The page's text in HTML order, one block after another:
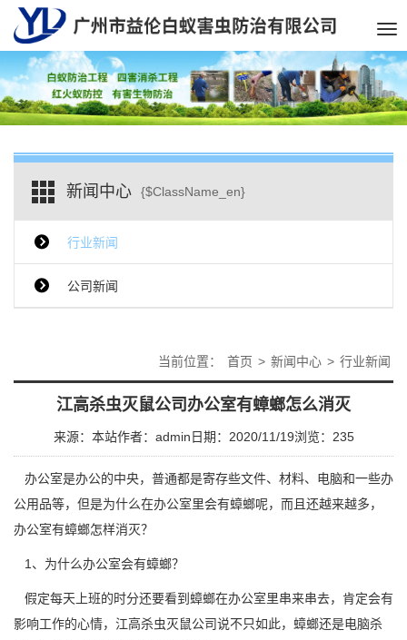
新闻中心 {$ClassName_en}
行业新闻
公司新闻
当前位置： 首页 > 新闻中心 > 行业新闻
江高杀虫灭鼠公司办公室有蟑螂怎么消灭
来源：本站作者：admin 日期：2020/11/19浏览： 235
办公室是办公的中央，普通都是寄存些文件、材料、电脑和一些办
公用品等，但是为什么在办公室里会有蟑螂呢，而且还越来越多，
办公室有蟑螂怎样消灭？
1、为什么办公室会有蟑螂？
假定每天上班的时分还要看到蟑螂在办公室里串来串去，肯定会有
影响工作的心情， 江高杀虫灭鼠公司说不只如此，蟑螂还是电脑杀